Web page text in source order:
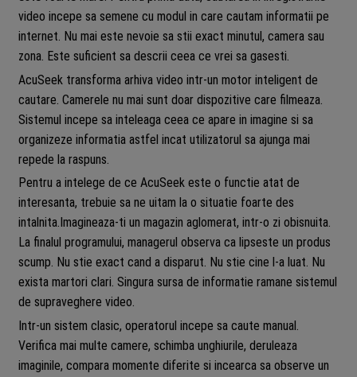
video incepe sa semene cu modul in care cautam informatii pe
internet. Nu mai este nevoie sa stii exact minutul, camera sau
zona. Este suficient sa descrii ceea ce vrei sa gasesti.
AcuSeek transforma arhiva video intr-un motor inteligent de
cautare. Camerele nu mai sunt doar dispozitive care filmeaza.
Sistemul incepe sa inteleaga ceea ce apare in imagine si sa
organizeze informatia astfel incat utilizatorul sa ajunga mai
repede la raspuns.
Pentru a intelege de ce AcuSeek este o functie atat de
interesanta, trebuie sa ne uitam la o situatie foarte des
intalnita.Imagineaza-ti un magazin aglomerat, intr-o zi obisnuita.
La finalul programului, managerul observa ca lipseste un produs
scump. Nu stie exact cand a disparut. Nu stie cine l-a luat. Nu
exista martori clari. Singura sursa de informatie ramane sistemul
de supraveghere video.
Intr-un sistem clasic, operatorul incepe sa caute manual.
Verifica mai multe camere, schimba unghiurile, deruleaza
imaginile, compara momente diferite si incearca sa observe un